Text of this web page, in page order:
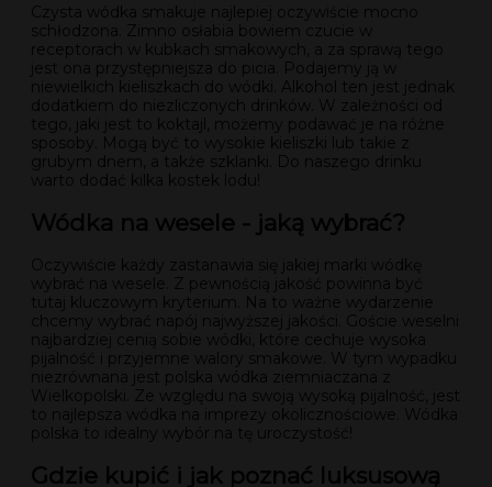
Czysta wódka smakuje najlepiej oczywiście mocno
schłodzona. Zimno osłabia bowiem czucie w
receptorach w kubkach smakowych, a za sprawą tego
jest ona przystępniejsza do picia. Podajemy ją w
niewielkich kieliszkach do wódki. Alkohol ten jest jednak
dodatkiem do niezliczonych drinków. W zależności od
tego, jaki jest to koktajl, możemy podawać je na różne
sposoby. Mogą być to wysokie kieliszki lub takie z
grubym dnem, a także szklanki. Do naszego drinku
warto dodać kilka kostek lodu!
Wódka na wesele - jaką wybrać?
Oczywiście każdy zastanawia się jakiej marki wódkę
wybrać na wesele. Z pewnością jakość powinna być
tutaj kluczowym kryterium. Na to ważne wydarzenie
chcemy wybrać napój najwyższej jakości. Goście weselni
najbardziej cenią sobie wódki, które cechuje wysoka
pijalność i przyjemne walory smakowe. W tym wypadku
niezrównana jest polska wódka ziemniaczana z
Wielkopolski. Ze względu na swoją wysoką pijalność, jest
to najlepsza wódka na imprezy okolicznościowe. Wódka
polska to idealny wybór na tę uroczystość!
Gdzie kupić i jak poznać luksusową